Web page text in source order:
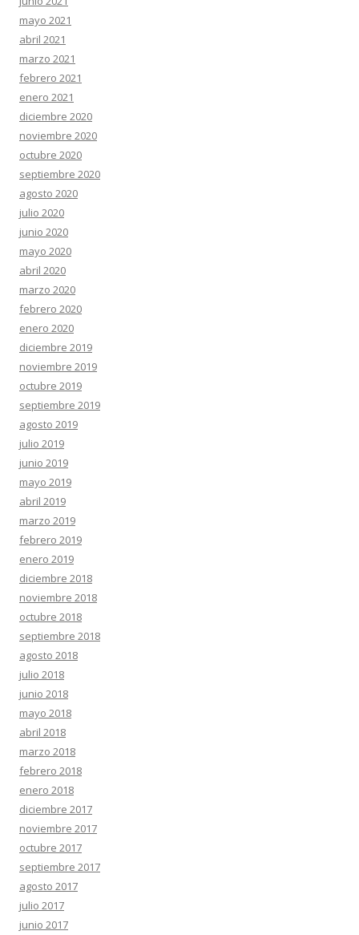
mayo 2021
abril 2021
marzo 2021
febrero 2021
enero 2021
diciembre 2020
noviembre 2020
octubre 2020
septiembre 2020
agosto 2020
julio 2020
junio 2020
mayo 2020
abril 2020
marzo 2020
febrero 2020
enero 2020
diciembre 2019
noviembre 2019
octubre 2019
septiembre 2019
agosto 2019
julio 2019
junio 2019
mayo 2019
abril 2019
marzo 2019
febrero 2019
enero 2019
diciembre 2018
noviembre 2018
octubre 2018
septiembre 2018
agosto 2018
julio 2018
junio 2018
mayo 2018
abril 2018
marzo 2018
febrero 2018
enero 2018
diciembre 2017
noviembre 2017
octubre 2017
septiembre 2017
agosto 2017
julio 2017
junio 2017